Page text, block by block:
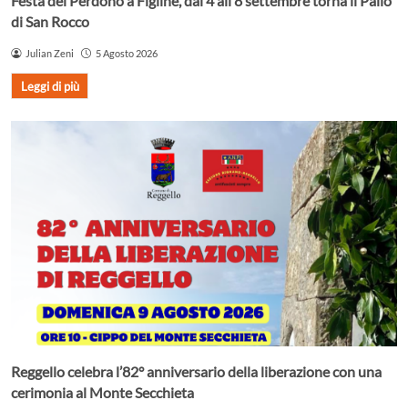
di San Rocco
Julian Zeni 5 Agosto 2026
Leggi di più
Reggello celebra l’82° anniversario della liberazione con una
cerimonia al Monte Secchieta